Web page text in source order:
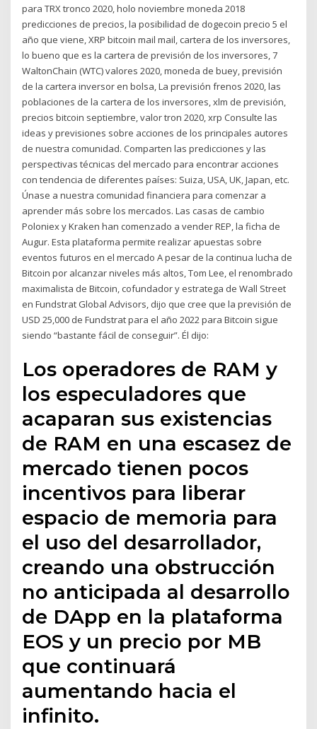
para TRX tronco 2020, holo noviembre moneda 2018
predicciones de precios, la posibilidad de dogecoin precio 5 el
año que viene, XRP bitcoin mail mail, cartera de los inversores,
lo bueno que es la cartera de previsión de los inversores, 7
WaltonChain (WTC) valores 2020, moneda de buey, previsión
de la cartera inversor en bolsa, La previsión frenos 2020, las
poblaciones de la cartera de los inversores, xlm de previsión,
precios bitcoin septiembre, valor tron 2020, xrp Consulte las
ideas y previsiones sobre acciones de los principales autores
de nuestra comunidad. Comparten las predicciones y las
perspectivas técnicas del mercado para encontrar acciones
con tendencia de diferentes países: Suiza, USA, UK, Japan, etc.
Únase a nuestra comunidad financiera para comenzar a
aprender más sobre los mercados. Las casas de cambio
Poloniex y Kraken han comenzado a vender REP, la ficha de
Augur. Esta plataforma permite realizar apuestas sobre
eventos futuros en el mercado A pesar de la continua lucha de
Bitcoin por alcanzar niveles más altos, Tom Lee, el renombrado
maximalista de Bitcoin, cofundador y estratega de Wall Street
en Fundstrat Global Advisors, dijo que cree que la previsión de
USD 25,000 de Fundstrat para el año 2022 para Bitcoin sigue
siendo “bastante fácil de conseguir”. Él dijo:
Los operadores de RAM y
los especuladores que
acaparan sus existencias
de RAM en una escasez de
mercado tienen pocos
incentivos para liberar
espacio de memoria para
el uso del desarrollador,
creando una obstrucción
no anticipada al desarrollo
de DApp en la plataforma
EOS y un precio por MB
que continuará
aumentando hacia el
infinito.